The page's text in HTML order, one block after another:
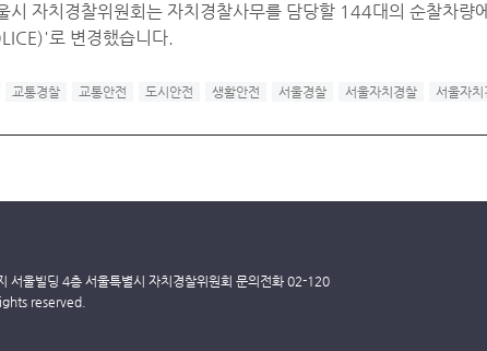
시 자치경찰위원회는 자치경찰사무를 담당할 144대의 순찰차
로 변경했습니다.
교통경찰 교통안전 도시안전 생활안전 서울경찰 서울자치경찰 서울자치
서울빌딩 4층 서울특별시 자치경찰위원회 문의전화 02-120
reserved.